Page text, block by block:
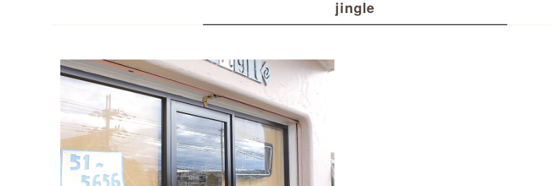
jingle